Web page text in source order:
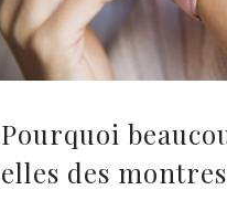
Pourquoi
elles des